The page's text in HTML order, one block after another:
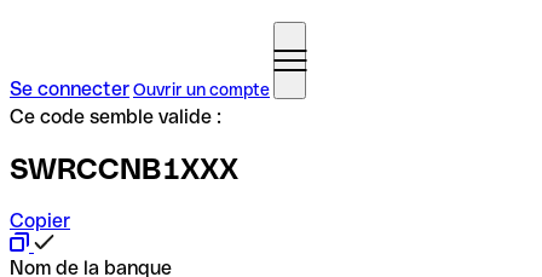
Se connecterOuvrir un compte
Ce code semble valide :
SWRCCNB1XXX
Copier
Nom de la banque